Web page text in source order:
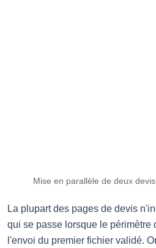
Mise en parallèle de deux
La plupart des pages de devis
qui se passe lorsque le périmètre
l'envoi du premier fichier validé.